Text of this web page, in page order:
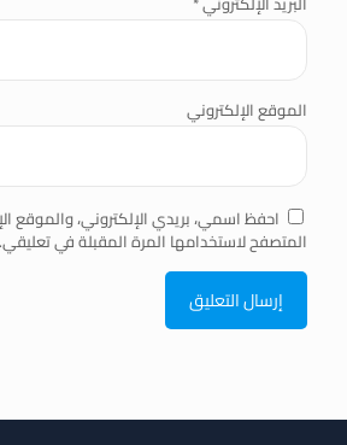
الموقع الإلكتروني
احفظ اسمي، بريدي الإلكتروني، والموقع
المتصفح لاستخدامها المرة المقبلة في تعليقي.